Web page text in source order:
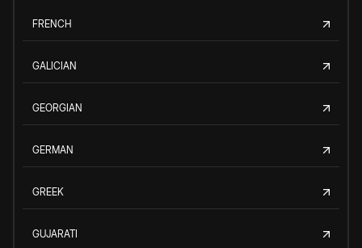
FRENCH
GALICIAN
GEORGIAN
GERMAN
GREEK
GUJARATI